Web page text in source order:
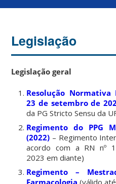
Legislação
Legislação geral
Resolução Normativa
23 de setembro de
da PG Stricto Sensu da
Regimento do PPG
(2022) – Regimento
acordo com a RN nº
2023 em diante)
Regimento –
Farmacologia (válido